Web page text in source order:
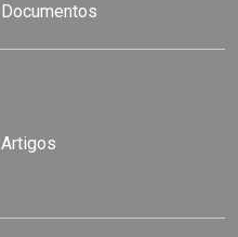
Documentos
Artigos